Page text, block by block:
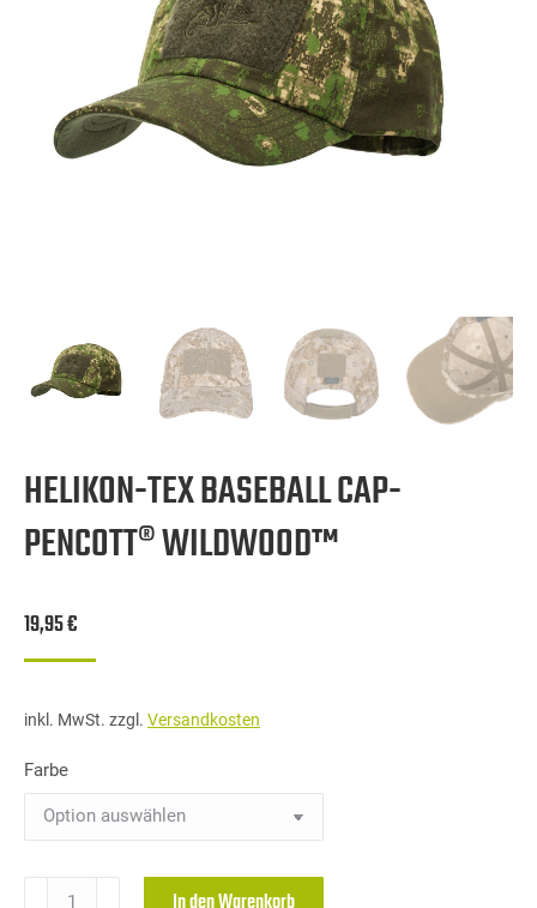
HELIKON-TEX BASEBALL CAP-
PENCOTT® WILDWOOD™
19,95€
inkl. MwSt. zzgl. Versandkosten
Farbe
Helikon-